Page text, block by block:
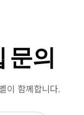
문의
이 함께합니다.